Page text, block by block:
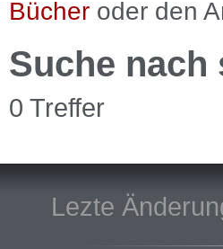
Bücher oder den
Suche nach
0 Treffer
Lezte